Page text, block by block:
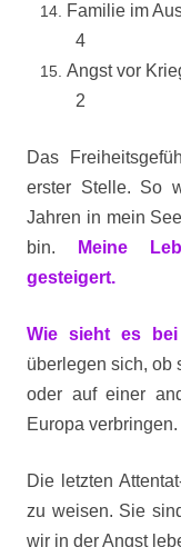
4
2
Das
erster Stelle. So
Jahren in mein
bin.
Meine
gesteigert.
Wie sieht es
überlegen sich, ob
oder auf einer
Europa verbringen.
Die letzten
zu weisen. Sie
wir in der Angst